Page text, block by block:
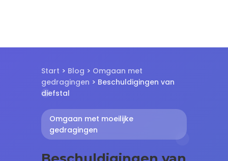
Start > Blog > Omgaan met
gedragingen > Beschuldigingen van
diefstal
Omgaan met moeilijke
gedragingen